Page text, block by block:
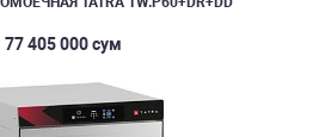
77 405 000 сум